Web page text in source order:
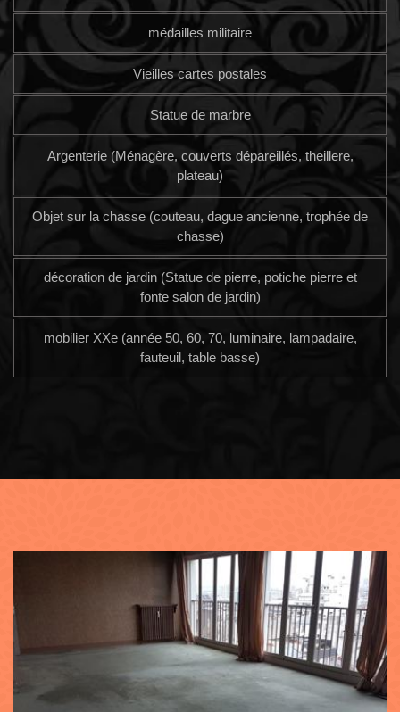
médailles militaire
Vieilles cartes postales
Statue de marbre
Argenterie (Ménagère, couverts dépareillés, theillere,
plateau)
Objet sur la chasse (couteau, dague ancienne, trophée de
chasse)
décoration de jardin (Statue de pierre, potiche pierre et
fonte salon de jardin)
mobilier XXe (année 50, 60, 70, luminaire, lampadaire,
fauteuil, table basse)